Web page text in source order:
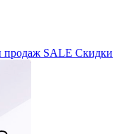
продаж SALE Скидки